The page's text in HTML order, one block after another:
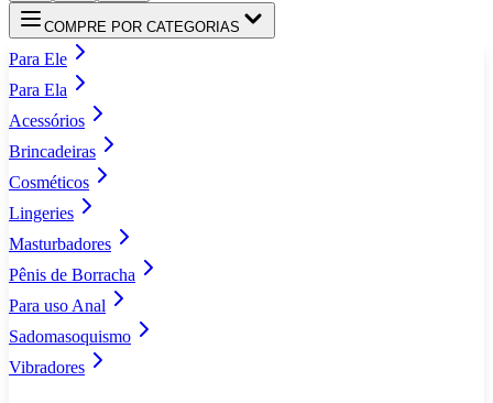
COMPRE POR CATEGORIAS
Para Ele
Para Ela
Acessórios
Brincadeiras
Cosméticos
Lingeries
Masturbadores
Pênis de Borracha
Para uso Anal
Sadomasoquismo
Vibradores